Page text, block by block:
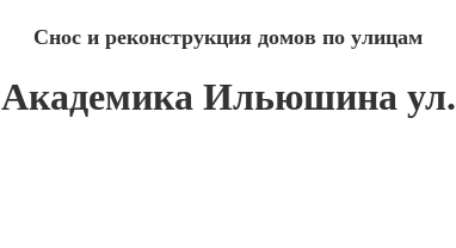
Снос и реконструкция домов по улицам
Академика Ильюшина ул.